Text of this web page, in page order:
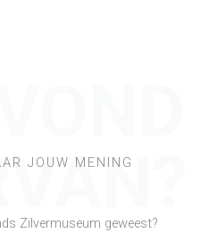
JOUW MENING
Zilvermuseum geweest?